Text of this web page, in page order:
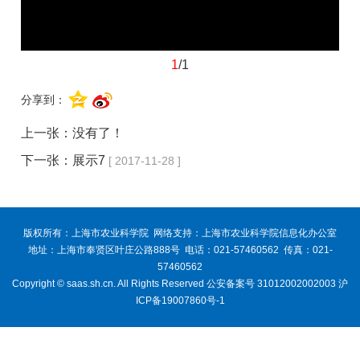
1/1
分享到：
上一张：没有了！
下一张： 展示7 [ 2017-11-28 ]
版权所有：上海市农业科学院 网络支持：上海市农业科学院信息化办公室
地址：上海市奉贤区叶庄公路888号 电话：021-57460562 传真：021-
57460562
Copyright © saas.sh.cn. All Rights Reserved 公安备案号 31012002002003 沪
ICP备19007860号-1